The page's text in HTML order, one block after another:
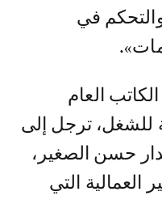
والتحكم في
العام
للشغل، ترجل إلى
حسن الصغير،
العمالية التي